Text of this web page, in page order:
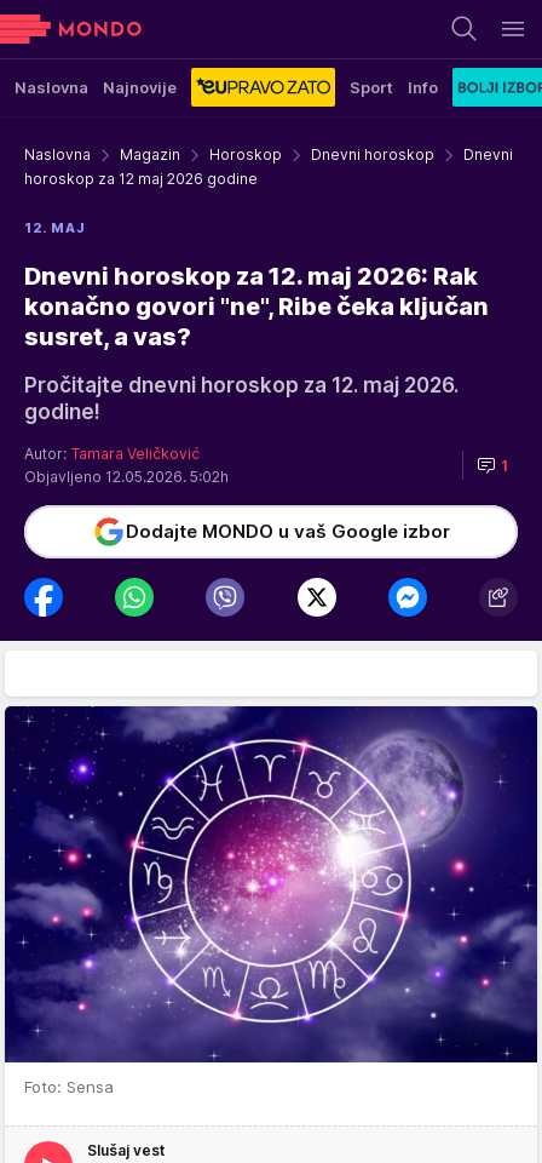
Naslovna Najnovije Sport Info
Naslovna Magazin Horoskop Dnevni horoskop
Dnevni
horoskop za 12 maj 2026 godine
12. MAJ
Dnevni horoskop za 12. maj 2026: Rak
konačno govori "ne", Ribe čeka ključan
susret, a vas?
Pročitajte dnevni horoskop za 12. maj 2026.
godine!
Autor: Tamara Veličković
Objavljeno 12.05.2026. 5:02h
1
Dodajte MONDO u vaš Google izbor
Foto: Sensa
Slušaj vest